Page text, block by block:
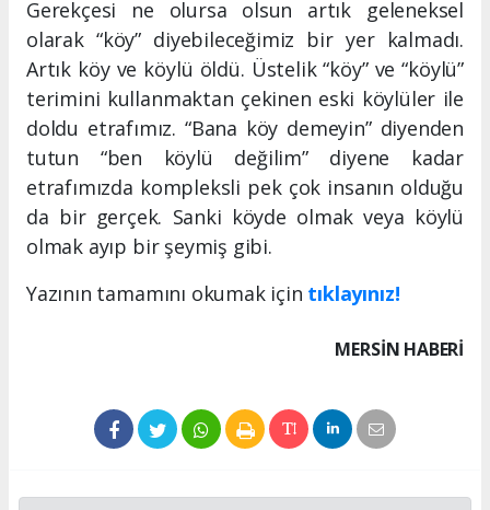
Gerekçesi ne olursa olsun artık geleneksel
olarak “köy” diyebileceğimiz bir yer kalmadı.
Artık köy ve köylü öldü. Üstelik “köy” ve “köylü”
terimini kullanmaktan çekinen eski köylüler ile
doldu etrafımız. “Bana köy demeyin” diyenden
tutun “ben köylü değilim” diyene kadar
etrafımızda kompleksli pek çok insanın olduğu
da bir gerçek. Sanki köyde olmak veya köylü
olmak ayıp bir şeymiş gibi.
Yazının tamamını okumak için tıklayınız!
MERSIN HABERİ